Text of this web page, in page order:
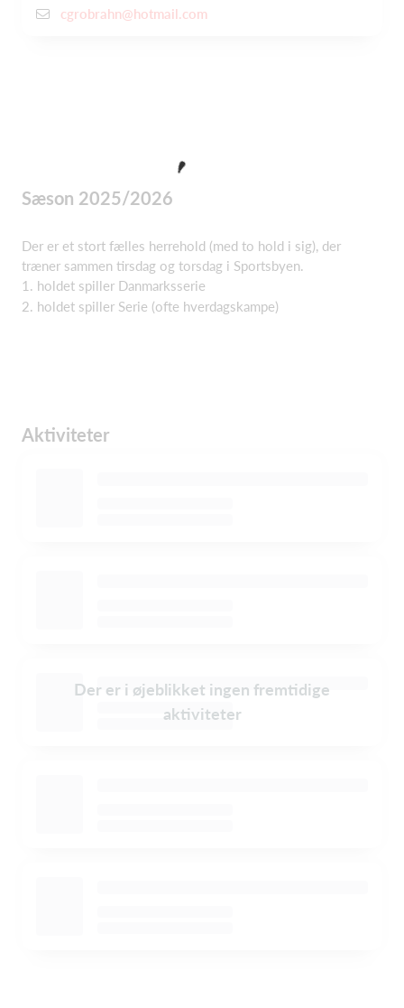
cgrobrahn@hotmail.com
Sæson 2025/2026
Der er et stort fælles herrehold (med to hold i sig), der
træner sammen tirsdag og torsdag i Sportsbyen.
1. holdet spiller Danmarksserie
2. holdet spiller Serie (ofte hverdagskampe)
Aktiviteter
Der er i øjeblikket ingen fremtidige
aktiviteter